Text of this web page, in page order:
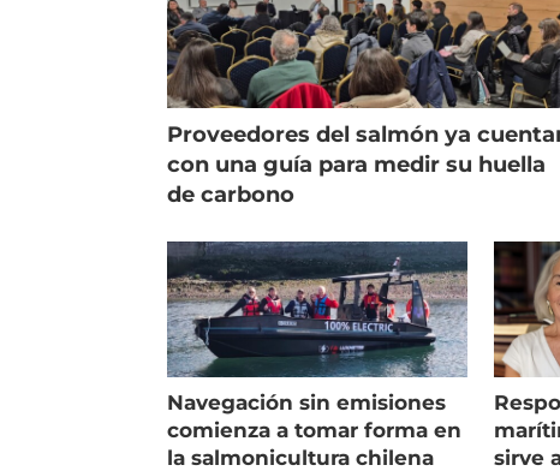
Proveedores del salmón ya
con una guía para medir su huella
de carbono
Navegación sin emisiones
comienza a tomar forma en
la salmonicultura chilena
sirve